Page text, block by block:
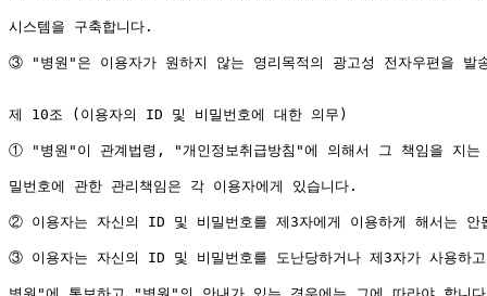
시스템을 구축합니다.
③ "병원"은 이용자가 원하지 않는 영리목적의 광고성 전자우편을 발
제 10조 (이용자의 ID 및 비밀번호에 대한 의무)
① "병원"이 관계법령, "개인정보취급방침"에 의해서 그 책임을 지
밀번호에 관한 관리책임은 각 이용자에게 있습니다.
② 이용자는 자신의 ID 및 비밀번호를 제3자에게 이용하게 해서는 안
③ 이용자는 자신의 ID 및 비밀번호를 도난당하거나 제3자가 사용하